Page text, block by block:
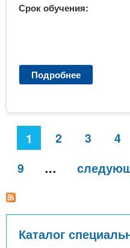
Срок обучения:
Подробнее
З
о
у
т
і
н
и
1 2 3 4
9
…
Каталог